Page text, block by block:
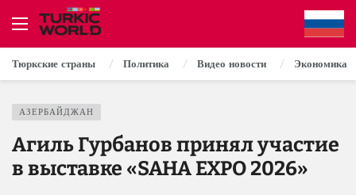
Тюркские страны Политика Видео новости Экономика
АЗЕРБАЙДЖАН
Агиль Гурбанов принял участие
в выставке «SAHA EXPO 2026»